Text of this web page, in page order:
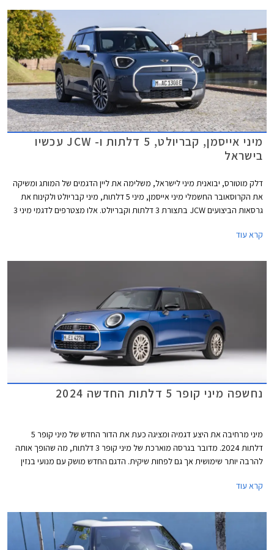
מיני אייסמן, קבריולט, 5 דלתות ו- JCW עכשיו
בישראל
דלק מוטורס, יבואנית מיני לישראל, משלימה את ליין הדגמים של המותג ומשיקה
את הקרוסאובר החשמלי מיני אייסמן, מיני 5 דלתות, מיני קבריולט ולקינוח את
גרסאות הביצועים JCW בתצורת 3 דלתות וקבריולט. אלו מצטרפים לדגמי מיני 3
קרא עוד
נחשפה מיני קופר 5 דלתות החדשה 2024
מיני מרחיבה את היצע דגמיה ומציגה כעת את הדור החדש של מיני קופר 5
דלתות 2024. מדובר בגרסה מוארכת של מיני קופר 3 דלתות, מה שהופך אותה
להרבה יותר שימושית אך גם לפחות שיקית. הדגם החדש מושק עם מנועי בנזין
קרא עוד